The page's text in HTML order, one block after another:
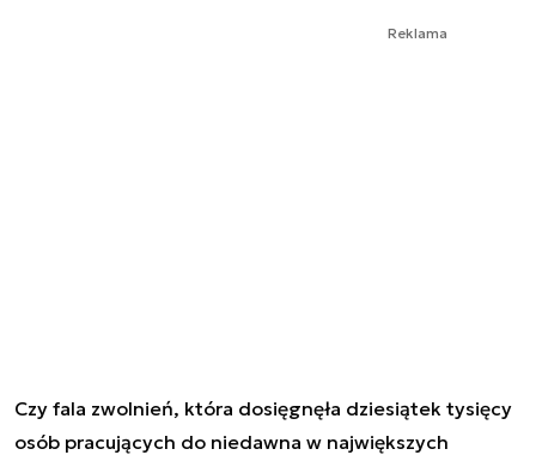
Reklama
Czy fala zwolnień, która dosięgnęła dziesiątek tysięcy
osób pracujących do niedawna w największych